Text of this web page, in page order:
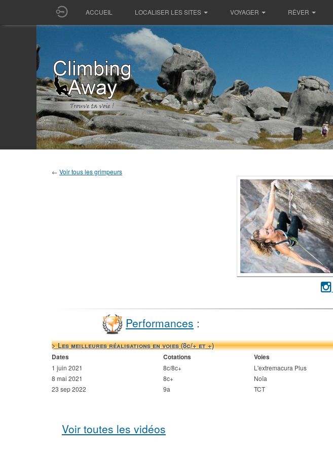
ACCUEIL LOCALISER LES SITES VOYAGER RÊVER
← Voir tous les grimpeurs
Performances :
> Les meilleures réalisations en voies (8c/+ et +)
Dates Cotations Voies
1 juin 2021 8c/8c+ L'extremacura Plus
8 mai 2021
8c+ Noïa
23 sep 2022
9a TCT
Voir toutes les vidéos